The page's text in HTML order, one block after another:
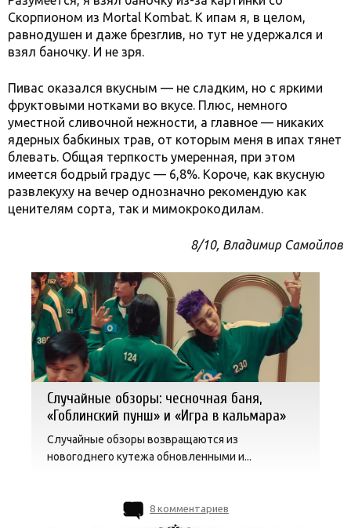
Скорпионом из Mortal Kombat. К ипам я, в целом,
равнодушен и даже брезглив, но тут не удержался и
взял баночку. И не зря.
Пивас оказался вкусным — не сладким, но с яркими
фруктовыми нотками во вкусе. Плюс, немного
уместной сливочной нежности, а главное — никаких
ядерных бабкиных трав, от которым меня в ипах тянет
блевать. Общая терпкость умеренная, при этом
имеется бодрый градус — 6,8%. Короче, как вкусную
развлекуху на вечер однозначно рекомендую как
ценителям сорта, так и мимокрокодилам.
8/10, Владимир Самойлов
Случайные обзоры: чесночная баня,
«Гоблинский пунш» и «Игра в кальмара»
Случайные обзоры возвращаются из
новогоднего кутежа обновленными и...
8 комментариев